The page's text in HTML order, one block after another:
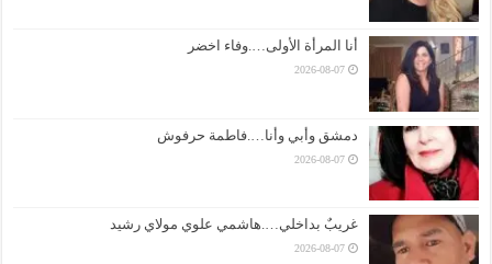
أنا المرأة الأولى….وفاء اخضر
2026-08-07
دمشق وأبي وأنا….فاطمة حرفوش
2026-08-07
غريبٌ بداخلي….هاشمي علوي مولاي رشيد
2026-08-07